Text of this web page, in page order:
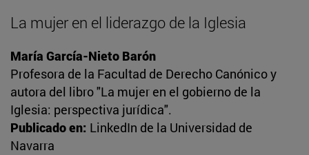
La mujer en el liderazgo de la Iglesia
María García-Nieto Barón
Profesora de la Facultad de Derecho Canónico y
autora del libro "La mujer en el gobierno de la
Iglesia: perspectiva jurídica".
Publicado en: LinkedIn de la Universidad de
Navarra